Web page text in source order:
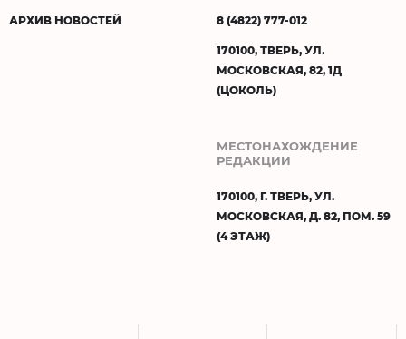
АРХИВ НОВОСТЕЙ 8 (4822) 777-012
170100, ТВЕРЬ, УЛ.
МОСКОВСКАЯ, 82, 1Д
(ЦОКОЛЬ)
МЕСТОНАХОЖДЕНИЕ
РЕДАКЦИИ
170100, Г. ТВЕРЬ, УЛ.
МОСКОВСКАЯ, Д. 82, ПОМ. 59
(4 ЭТАЖ)